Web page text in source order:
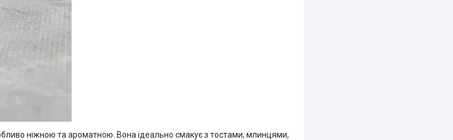
ніжною та ароматною. Вона ідеально смакує з тостами, млинцями,